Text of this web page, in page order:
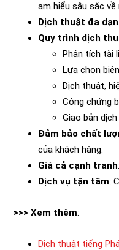
am hiểu sâu sắc về
Dịch thuật đa
Quy trình dịch
Phân tích tài
Lựa chọn
Dịch thuật,
Công chứng
Giao bản
Đảm bảo chất
của khách hàng.
Giá cả cạnh tranh
Dịch vụ tận tâm:
>>> Xem thêm:
Dịch thuật tiếng